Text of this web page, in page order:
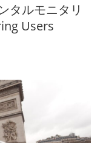
タルモニタリ
Users